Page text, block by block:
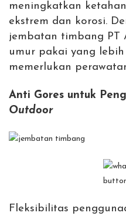
meningkatkan
ekstrem dan korosi.
jembatan timbang PT
umur pakai yang
memerlukan
Anti Gores untuk
Outdoor
Fleksibilitas